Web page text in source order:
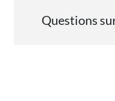
Questions